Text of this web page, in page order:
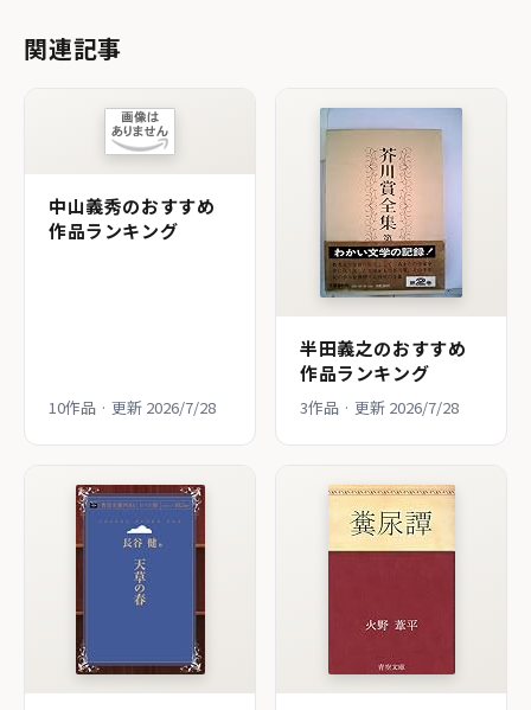
関連記事
中山義秀のおすすめ
作品ランキング
10作品 · 更新 2026/7/28
半田義之のおすすめ
作品ランキング
3作品 · 更新 2026/7/28